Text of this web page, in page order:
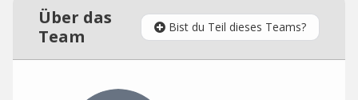
Über das
Team
Bist du Teil dieses Teams?